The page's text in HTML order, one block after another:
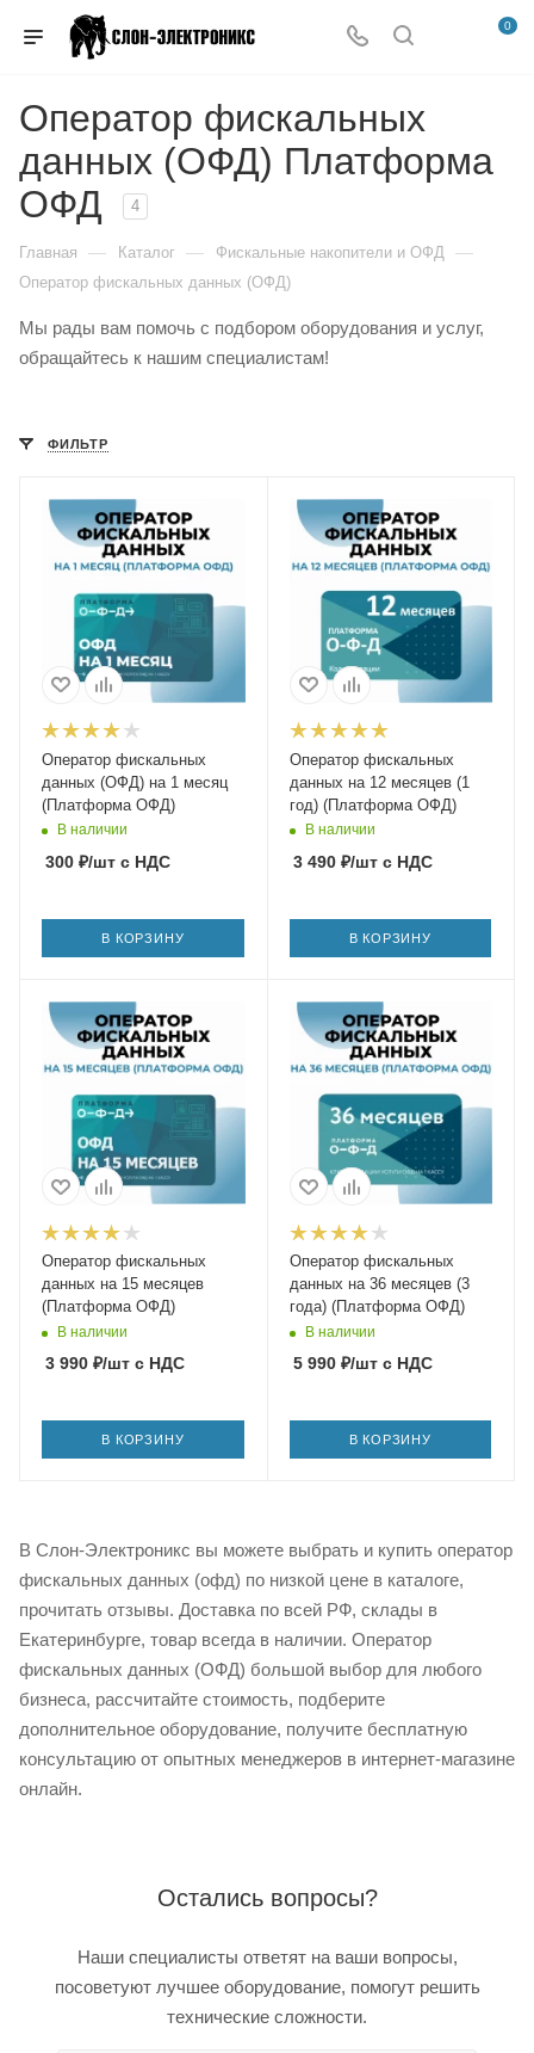
0
Оператор фискальных
данных (ОФД) Платформа
ОФД
4
Главная — Каталог — Фискальные накопители и ОФД —
Оператор фискальных данных (ОФД)
Мы рады вам помочь с подбором оборудования и услуг,
обращайтесь к нашим специалистам!
ФИЛЬТР
Оператор фискальных
данных (ОФД) на 1 месяц
(Платформа ОФД)
В наличии
300 ₽/шт с НДС
В КОРЗИНУ
Оператор фискальных
данных на 12 месяцев (1
год) (Платформа ОФД)
В наличии
3 490₽/штс НДС
В КОРЗИНУ
Оператор фискальных
данных на 15 месяцев
(Платформа ОФД)
В наличии
3 990 ₽/шт с НДС
В КОРЗИНУ
Оператор фискальных
данных на 36 месяцев (3
года) (Платформа ОФД)
В наличии
5 990₽/штс НДС
В КОРЗИНУ
В Слон-Электроникс вы можете выбрать и купить оператор
фискальных данных (офд) по низкой цене в каталоге,
прочитать отзывы. Доставка по всей РФ, склады в
Екатеринбурге, товар всегда в наличии. Оператор
фискальных данных (ОФД) большой выбор для любого
бизнеса, рассчитайте стоимость, подберите
дополнительное оборудование, получите бесплатную
консультацию от опытных менеджеров в интернет-магазине
онлайн.
Остались вопросы?
Наши специалисты ответят на ваши вопросы,
посоветуют лучшее оборудование, помогут решить
технические сложности.